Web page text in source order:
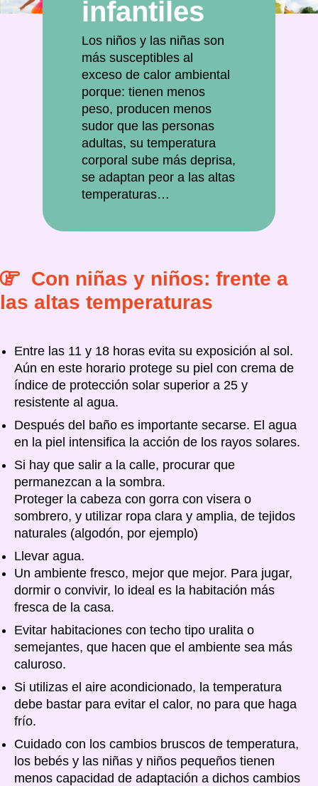
infantiles
Los niños y las niñas son
más susceptibles al
exceso de calor ambiental
porque: tienen menos
peso, producen menos
sudor que las personas
adultas, su temperatura
corporal sube más deprisa,
se adaptan peor a las altas
temperaturas…
Con niñas y niños: frente a
las altas temperaturas
Entre las 11 y 18 horas evita su exposición al sol.
Aún en este horario protege su piel con crema de
índice de protección solar superior a 25 y
resistente al agua.
Después del baño es importante secarse. El agua
en la piel intensifica la acción de los rayos solares.
Si hay que salir a la calle, procurar que
permanezcan a la sombra.
Proteger la cabeza con gorra con visera o
sombrero, y utilizar ropa clara y amplia, de tejidos
naturales (algodón, por ejemplo)
Llevar agua.
Un ambiente fresco, mejor que mejor. Para jugar,
dormir o convivir, lo ideal es la habitación más
fresca de la casa.
Evitar habitaciones con techo tipo uralita o
semejantes, que hacen que el ambiente sea más
caluroso.
Si utilizas el aire acondicionado, la temperatura
debe bastar para evitar el calor, no para que haga
frío.
Cuidado con los cambios bruscos de temperatura,
los bebés y las niñas y niños pequeños tienen
menos capacidad de adaptación a dichos cambios